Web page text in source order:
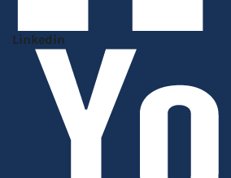
Linkedin